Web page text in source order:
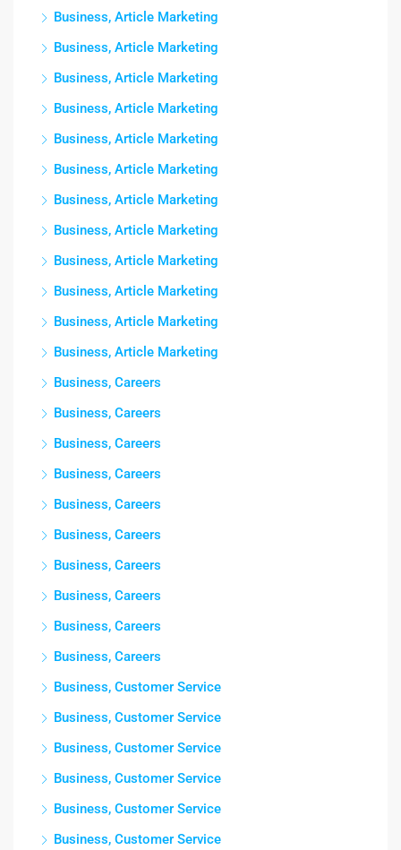
Business, Article Marketing
Business, Article Marketing
Business, Article Marketing
Business, Article Marketing
Business, Article Marketing
Business, Article Marketing
Business, Article Marketing
Business, Article Marketing
Business, Article Marketing
Business, Article Marketing
Business, Article Marketing
Business, Article Marketing
Business, Careers
Business, Careers
Business, Careers
Business, Careers
Business, Careers
Business, Careers
Business, Careers
Business, Careers
Business, Careers
Business, Careers
Business, Customer Service
Business, Customer Service
Business, Customer Service
Business, Customer Service
Business, Customer Service
Business, Customer Service